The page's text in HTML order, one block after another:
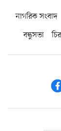
নাগরিক সংবাদ
বন্ধুসভা